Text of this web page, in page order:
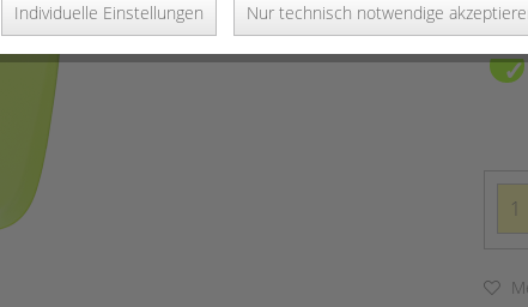
Farbe:
Individuelle Einstellungen Nur technisch notwendige